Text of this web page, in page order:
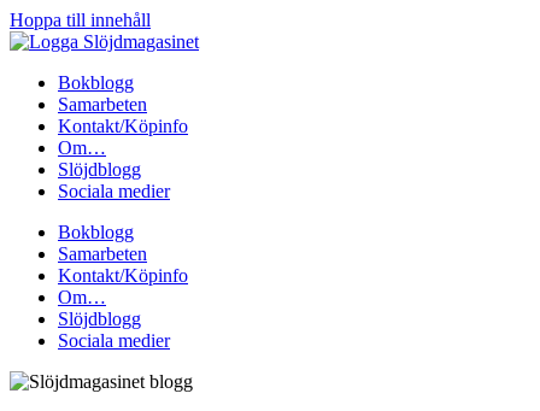
Hoppa till innehåll
Bokblogg
Samarbeten
Kontakt/Köpinfo
Om…
Slöjdblogg
Sociala medier
Bokblogg
Samarbeten
Kontakt/Köpinfo
Om…
Slöjdblogg
Sociala medier